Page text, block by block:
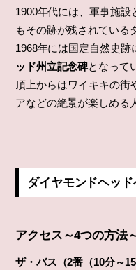
1900年代には、軍事施
もその跡が残されている
1968年には国定自然史跡
ッド州立記念碑となって
頂上からはワイキキの街
アなどの絶景が楽しめる
ダイヤモンドヘッ
アクセス～4つの方法
ザ・バス（2番（10分～